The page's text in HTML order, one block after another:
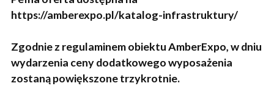
https://amberexpo.pl/katalog-infrastruktury/
Zgodnie z regulaminem obiektu AmberExpo, w dniu
wydarzenia ceny dodatkowego wyposażenia
zostaną powiększone trzykrotnie.